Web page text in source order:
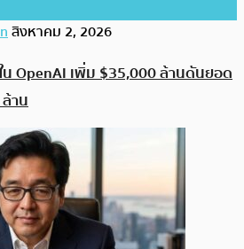
สิงหาคม 2, 2026
น OpenAI เพิ่ม $35,000 ล้านดันยอด
าน